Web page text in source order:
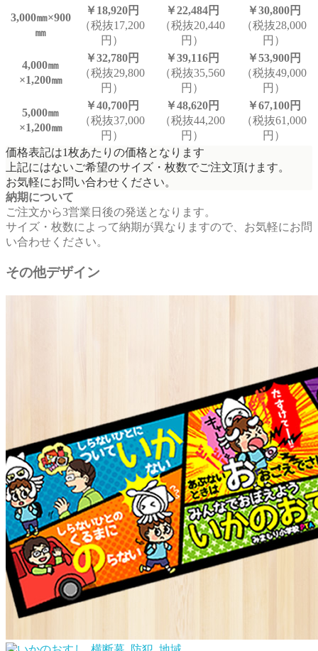
3,000㎜×900
㎜
￥18,920円
（税抜17,200
円）
￥22,484円
（税抜20,440
円）
￥30,800円
（税抜28,000
円）
4,000㎜
×1,200㎜
￥32,780円
（税抜29,800
円）
￥39,116円
（税抜35,560
円）
￥53,900円
（税抜49,000
円）
5,000㎜
×1,200㎜
￥40,700円
（税抜37,000
円）
￥48,620円
（税抜44,200
円）
￥67,100円
（税抜61,000
円）
価格表記は1枚あたりの価格となります
上記にはないご希望のサイズ・枚数でご注文頂けます。
お気軽にお問い合わせください。
納期について
ご注文から3営業日後の発送となります。
サイズ・枚数によって納期が異なりますので、お気軽にお問
い合わせください。
その他デザイン